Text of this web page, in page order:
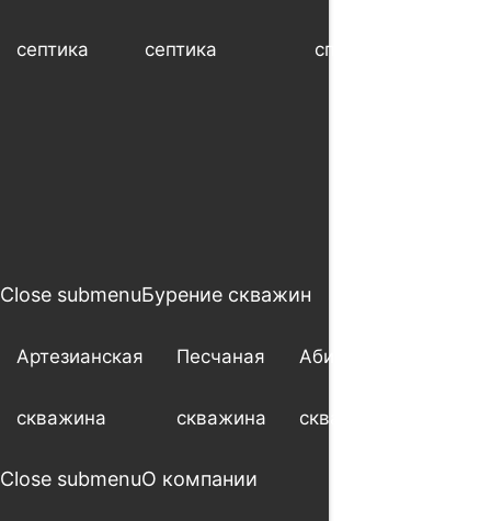
септика септика специалиста
Close submenuБурение скважин
Артезианская
скважина
Песчаная
скважина
Абиссинская
скважина
Close submenuО компании